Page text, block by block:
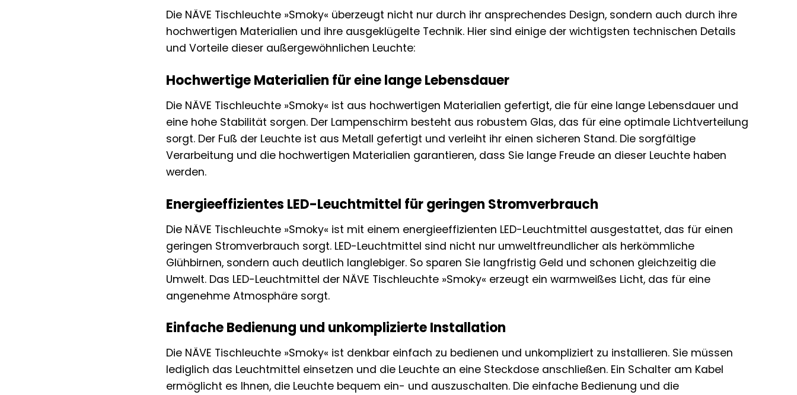
Die NÄVE Tischleuchte »Smoky« überzeugt nicht nur durch ihr ansprechendes Design, sondern auch durch ihre
hochwertigen Materialien und ihre ausgeklügelte Technik. Hier sind einige der wichtigsten technischen Details
und Vorteile dieser außergewöhnlichen Leuchte:
Hochwertige Materialien für eine lange Lebensdauer
Die NÄVE Tischleuchte »Smoky« ist aus hochwertigen Materialien gefertigt, die für eine lange Lebensdauer und
eine hohe Stabilität sorgen. Der Lampenschirm besteht aus robustem Glas, das für eine optimale Lichtverteilung
sorgt. Der Fuß der Leuchte ist aus Metall gefertigt und verleiht ihr einen sicheren Stand. Die sorgfältige
Verarbeitung und die hochwertigen Materialien garantieren, dass Sie lange Freude an dieser Leuchte haben
werden.
Energieeffizientes LED-Leuchtmittel für geringen Stromverbrauch
Die NÄVE Tischleuchte »Smoky« ist mit einem energieeffizienten LED-Leuchtmittel ausgestattet, das für einen
geringen Stromverbrauch sorgt. LED-Leuchtmittel sind nicht nur umweltfreundlicher als herkömmliche
Glühbirnen, sondern auch deutlich langlebiger. So sparen Sie langfristig Geld und schonen gleichzeitig die
Umwelt. Das LED-Leuchtmittel der NÄVE Tischleuchte »Smoky« erzeugt ein warmweißes Licht, das für eine
angenehme Atmosphäre sorgt.
Einfache Bedienung und unkomplizierte Installation
Die NÄVE Tischleuchte »Smoky« ist denkbar einfach zu bedienen und unkompliziert zu installieren. Sie müssen
lediglich das Leuchtmittel einsetzen und die Leuchte an eine Steckdose anschließen. Ein Schalter am Kabel
ermöglicht es Ihnen, die Leuchte bequem ein- und auszuschalten. Die einfache Bedienung und die